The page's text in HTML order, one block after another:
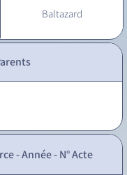
Baltazard
- Année - N° Acte